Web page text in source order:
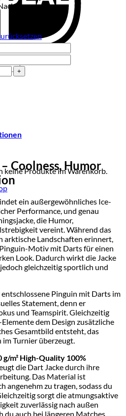
keine Produkte im Warenkorb.
Coolness, Humor
ein außergewöhnliches Ice-
Performance, und genau
die Humor,
vereint. Während das
arktische Landschaften erinnert,
Motiv mit Darts für einen
Look. Dadurch wirkt die Jacke
gleichzeitig sportlich und
Pinguin mit Darts im
Statement, denn er
und Teamspirit. Gleichzeitig
dem Design zusätzliche
Gesamtbild entsteht, das
Turnier überzeugt.
g/m² High-Quality 100%
die Dart Jacke durch ihre
Das Material ist
angenehm zu tragen, sodass du
sorgt die atmungsaktive
zuverlässig nach außen
auch bei längeren Matches